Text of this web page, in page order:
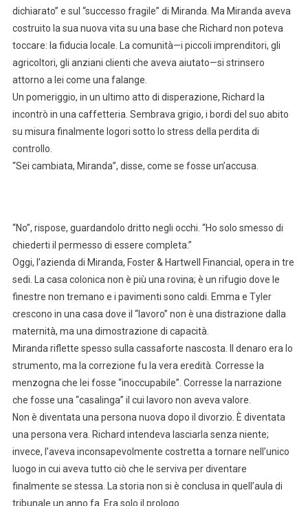
dichiarato” e sul “successo fragile” di Miranda. Ma Miranda aveva
costruito la sua nuova vita su una base che Richard non poteva
toccare: la fiducia locale. La comunità—i piccoli imprenditori, gli
agricoltori, gli anziani clienti che aveva aiutato—si strinsero
attorno a lei come una falange.
Un pomeriggio, in un ultimo atto di disperazione, Richard la
incontrò in una caffetteria. Sembrava grigio, i bordi del suo abito
su misura finalmente logori sotto lo stress della perdita di
controllo.
“Sei cambiata, Miranda”, disse, come se fosse un’accusa.
“No”, rispose, guardandolo dritto negli occhi. “Ho solo smesso di
chiederti il permesso di essere completa.”
Oggi, l’azienda di Miranda, Foster & Hartwell Financial, opera in tre
sedi. La casa colonica non è più una rovina; è un rifugio dove le
finestre non tremano e i pavimenti sono caldi. Emma e Tyler
crescono in una casa dove il “lavoro” non è una distrazione dalla
maternità, ma una dimostrazione di capacità.
Miranda riflette spesso sulla cassaforte nascosta. Il denaro era lo
strumento, ma la correzione fu la vera eredità. Corresse la
menzogna che lei fosse “inoccupabile”. Corresse la narrazione
che fosse una “casalinga” il cui lavoro non aveva valore.
Non è diventata una persona nuova dopo il divorzio. È diventata
una persona vera. Richard intendeva lasciarla senza niente;
invece, l’aveva inconsapevolmente costretta a tornare nell’unico
luogo in cui aveva tutto ciò che le serviva per diventare
finalmente se stessa. La storia non si è conclusa in quell’aula di
tribunale un anno fa. Era solo il prologo.